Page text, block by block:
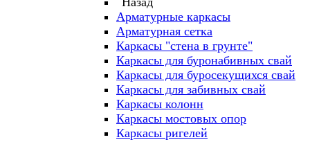
Арматурные каркасы
Арматурная сетка
Каркасы "стена в грунте"
Каркасы для буронабивных свай
Каркасы для буросекущихся свай
Каркасы для забивных свай
Каркасы колонн
Каркасы мостовых опор
Каркасы ригелей